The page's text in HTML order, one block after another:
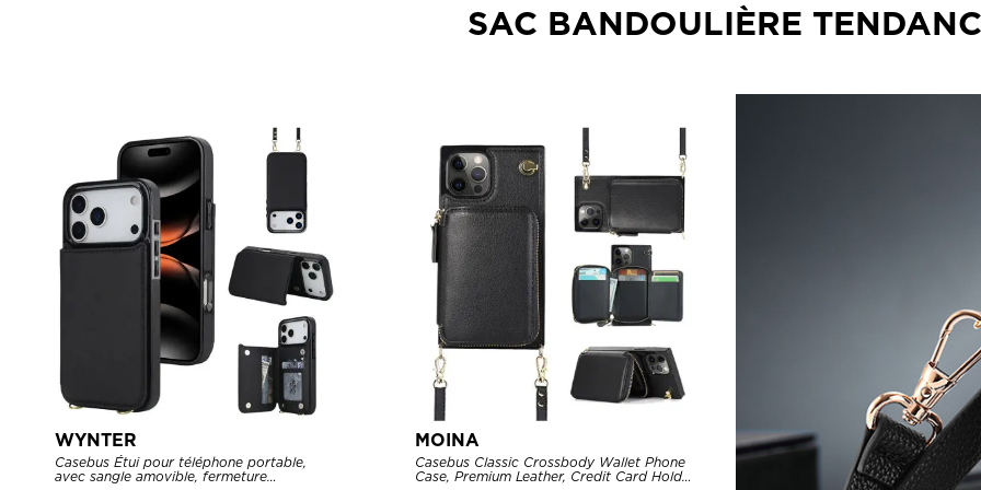
SAC BANDOULIÈRE
WYNTER
Casebus Étui pour téléphone portable,
avec sangle amovible, fermeture
MOINA
Casebus Classic Crossbody Wallet Phone
Case, Premium Leather, Credit Card Holder,